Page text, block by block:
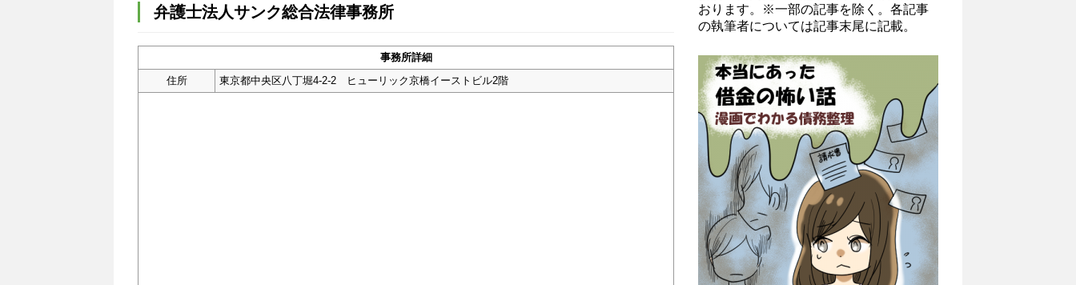
弁護士法人サンク総合法律事務所
事務所詳細
住所
東京都中央区八丁堀4-2-2 ヒューリック京橋イーストビル2階
おります。※一部の記事を除く。各記事
の執筆者については記事末尾に記載。